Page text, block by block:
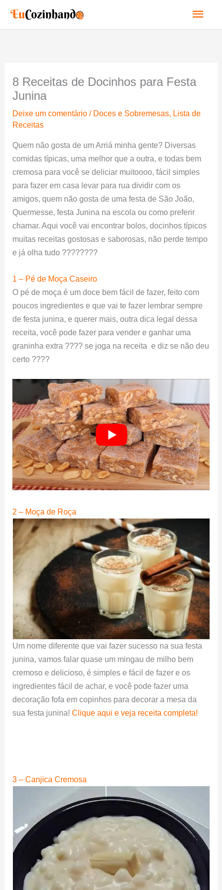
para
o
8 Receitas de Docinhos para Festa
Junina
Deixe um comentário / Doces e Sobremesas Lista de
Receitas
Quem não gosta de um Arriá minha gente? Diversas
comidas típicas, uma melhor que a outra, e todas bem
cremosa para você se deliciar muitoooo, fácil simples
para fazer em casa levar para rua dividir com os
amigos, quem não gosta de uma festa de São João,
Quermesse, festa Junina na escola ou como preferir
chamar. Aqui você vai encontrar bolos, docinhos típicos
muitas receitas gostosas e saborosas, não perde tempo
e já olha tudo ????????
1 – Pé de Moça Caseiro
O pé de moça é um doce bem fácil de fazer, feito com
poucos ingredientes e que vai te fazer lembrar sempre
de festa junina, e querer mais, outra dica legal dessa
receita, você pode fazer para vender e ganhar uma
graninha extra ???? se joga na receita e diz se não deu
certo ????
2 – Moça de Roça
Um nome diferente que vai fazer sucesso na sua festa
junina, vamos falar quase um mingau de milho bem
cremoso e delicioso, é simples e fácil de fazer e os
ingredientes fácil de achar, e você pode fazer uma
decoração fofa em copinhos para decorar a mesa da
sua festa junina!Clique aqui e veja receita completa!
3 – Canjica Cremosa